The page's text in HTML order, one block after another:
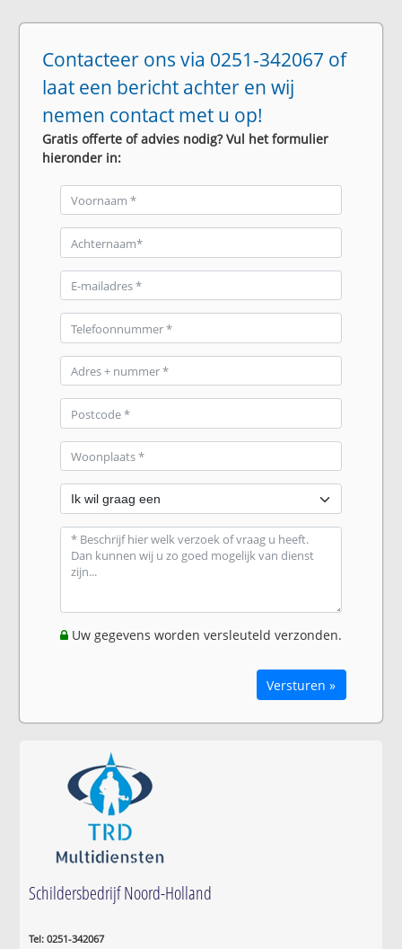
Contacteer ons via 0251-342067 of
laat een bericht achter en wij
nemen contact met u op!
Gratis offerte of advies nodig? Vul het formulier
hieronder in:
Uw gegevens worden versleuteld verzonden.
Versturen »
Schildersbedrijf Noord-Holland
Tel: 0251-342067